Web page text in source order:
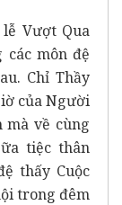
Vượt Qua
các môn đệ
Chỉ Thầy
của Người
về cùng
tiệc thân
thấy Cuộc
trong đêm